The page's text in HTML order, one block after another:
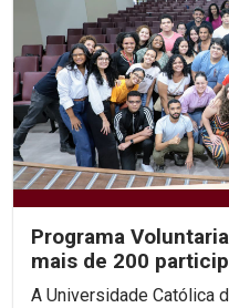
Programa
mais de 200
A Universidade Católica